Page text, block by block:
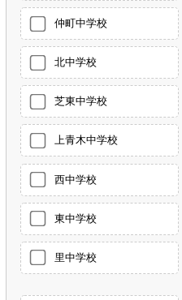
仲町中学校
北中学校
芝東中学校
上青木中学校
西中学校
東中学校
里中学校